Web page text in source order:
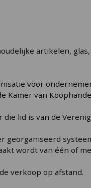
artikelen,
voor
Kamer van
lid is van de
georganiseerd
wordt van één of
verkoop op afstand.